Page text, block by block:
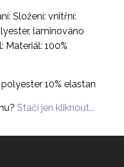
Složení: vnitřní:
laminováno
Materiál: 100%
10% elastan
Stačí jen kliknout...